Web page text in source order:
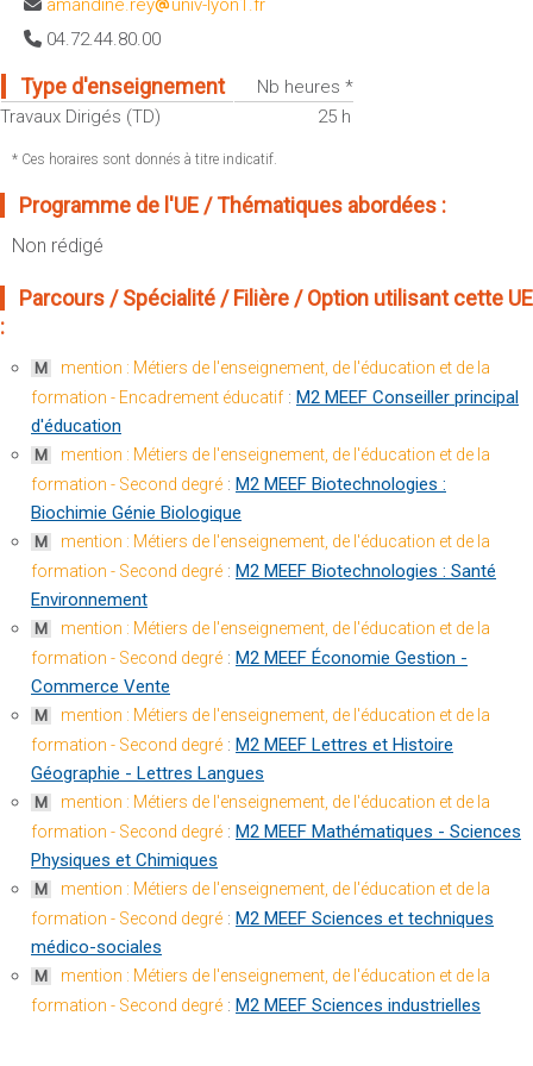
Sportives)
UFR FS (Chimie, Mathématique, Physique)
UFR Biosciences (Biologie, Biochimie)
GEP (Génie Electrique des Procédés - Département composante)
Informatique (Département Composante)
Fermer
OUTILS
Intranet des personnels
Messagerie
Stage et emploi
Portefeuille d'Expériences et
de Compétences
Fermer
amandine.rey
univ-lyon1.fr
04.72.44.80.00
Type d'enseignement
Nb heures *
Travaux Dirigés (TD)
25 h
* Ces horaires sont donnés à titre indicatif.
Programme de l'UE / Thématiques abordées :
Non rédigé
Parcours / Spécialité / Filière / Option utilisant cette UE
:
M
mention : Métiers de l'enseignement, de l'éducation et de la
formation - Encadrement éducatif : M2 MEEF Conseiller principal
d'éducation
M
mention : Métiers de l'enseignement, de l'éducation et de la
formation - Second degré : M2 MEEF Biotechnologies :
Biochimie Génie Biologique
M
mention : Métiers de l'enseignement, de l'éducation et de la
formation - Second degré : M2 MEEF Biotechnologies : Santé
Environnement
M
mention : Métiers de l'enseignement, de l'éducation et de la
formation - Second degré : M2 MEEF Économie Gestion -
Commerce Vente
M
mention : Métiers de l'enseignement, de l'éducation et de la
formation - Second degré : M2 MEEF Lettres et Histoire
Géographie - Lettres Langues
M
mention : Métiers de l'enseignement, de l'éducation et de la
formation - Second degré : M2 MEEF Mathématiques - Sciences
Physiques et Chimiques
M
mention : Métiers de l'enseignement, de l'éducation et de la
formation - Second degré : M2 MEEF Sciences et techniques
médico-sociales
M
mention : Métiers de l'enseignement, de l'éducation et de la
formation - Second degré : M2 MEEF Sciences industrielles